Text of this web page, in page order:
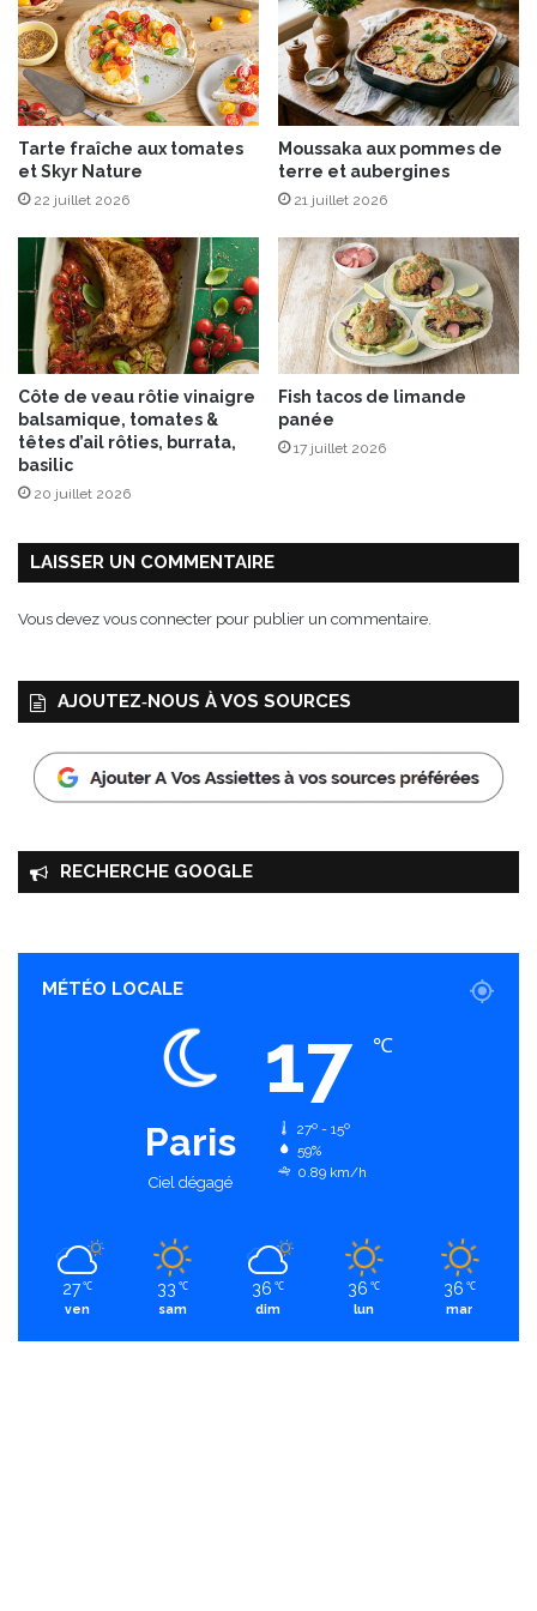
e
c
h
a
r
g
e
a
C
a
l
i
q
u
o
e
s
r
ô
t
e
s
u
r
t
p
o
m
v
n
l
Tarte fraîche aux tomates
et Skyr Nature
22 juillet 2026
Moussaka aux pommes de
terre et aubergines
21 juillet 2026
Côte de veau rôtie vinaigre
balsamique, tomates &
têtes d’ail rôties, burrata,
basilic
20 juillet 2026
Fish tacos de limande
panée
17 juillet 2026
LAISSER UN COMMENTAIRE
Vous devez vous connecter pour publier un commentaire.
AJOUTEZ‑NOUS À VOS SOURCES
RECHERCHE GOOGLE
MÉTÉO LOCALE
Paris
Ciel dégagé
17 ℃
27º - 15º
59%
0.89 km/h
27 ℃
ven
33 ℃
sam
36 ℃
dim
36 ℃
lun
36 ℃
mar